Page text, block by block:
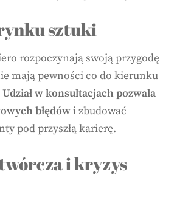
sztuki
rozpoczynają swoją przygodę
mają pewności co do kierunku
Udział w konsultacjach pozwala
błędówi zbudować
pod przyszłą karierę.
i kryzys